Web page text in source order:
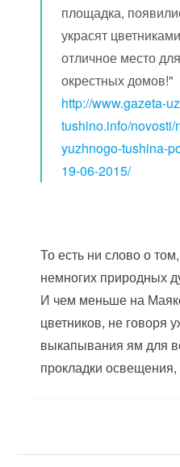
площадка,
украсят
отличное место
окрестных домов!"
http://www.gazeta-
tushino.info/
yuzhnogo-tushina-
19-06-2015/
То есть ни слово о
немногих природных
И чем меньше на
цветников, не говоря
выкапывания ям для
прокладки